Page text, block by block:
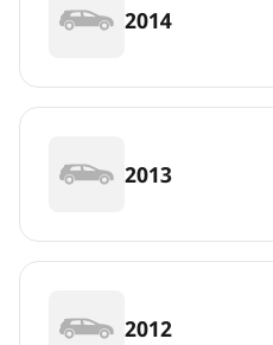
2014
2013
2012